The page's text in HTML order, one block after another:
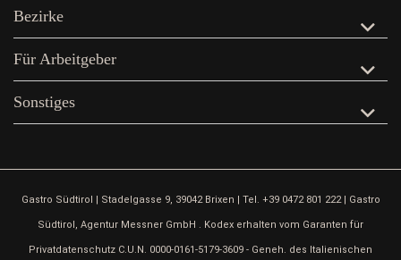
Bezirke
Für Arbeitgeber
Sonstiges
Gastro Südtirol | Stadelgasse 9, 39042 Brixen | Tel. +39 0472 801 222 | Gastro
Südtirol, Agentur Messner GmbH . Kodex erhalten vom Garanten für
Privatdatenschutz C.U.N. 0000-0161-5179-3609 - Geneh. des Italienischen